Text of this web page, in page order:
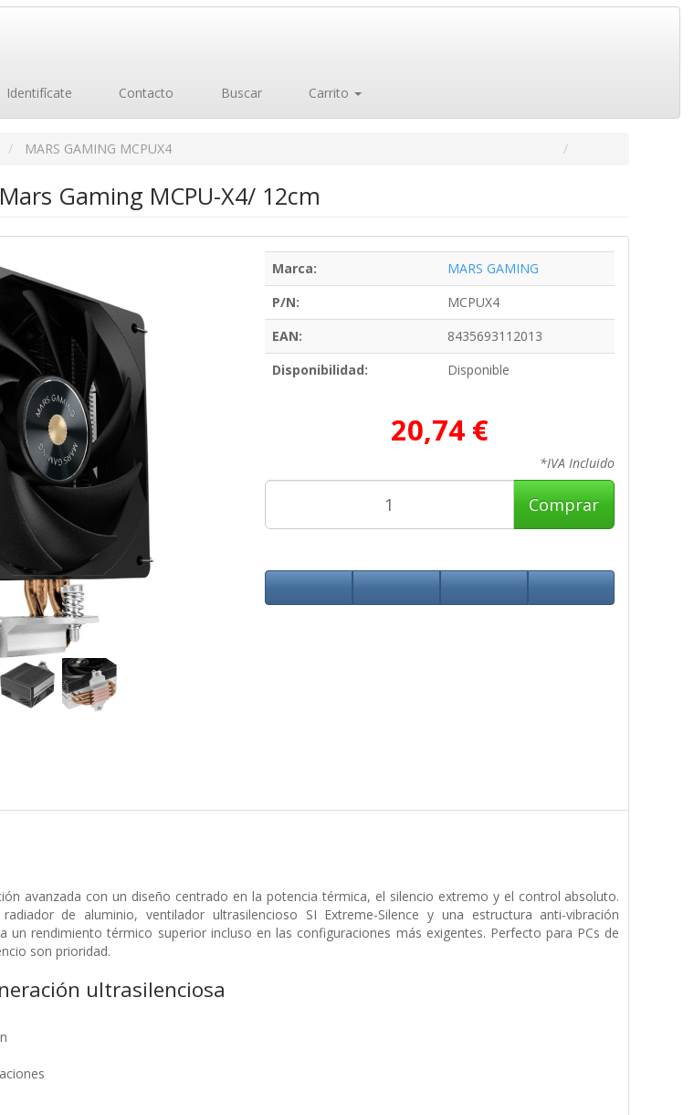
Identifícate Contacto Buscar Carrito
MARS GAMING MCPUX4
Gaming MCPU-X4/ 12cm
Marca:
MARS GAMING
P/N:
MCPUX4
EAN:
8435693112013
Disponibilidad:
Disponible
20,74 €
*IVA Incluido
Comprar
avanzada con un diseño centrado en la potencia térmica, el silencio extremo y el control absoluto.
de aluminio, ventilador ultrasilencioso SI Extreme-Silence y una estructura anti-vibración
un rendimiento térmico superior incluso en las configuraciones más exigentes. Perfecto para PCs de
son prioridad.
ultrasilenciosa